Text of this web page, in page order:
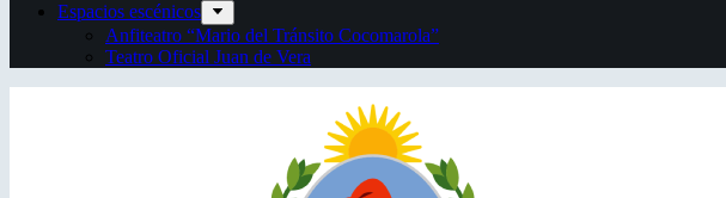
Espacios escénicos
Anfiteatro “Mario del Tránsito Cocomarola”
Teatro Oficial Juan de Vera